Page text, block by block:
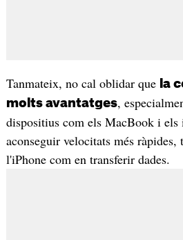
Tanmateix, no cal oblidar que la
molts avantatges,
dispositius com els MacBook i els
aconseguir velocitats més ràpides,
l'iPhone com en transferir dades.